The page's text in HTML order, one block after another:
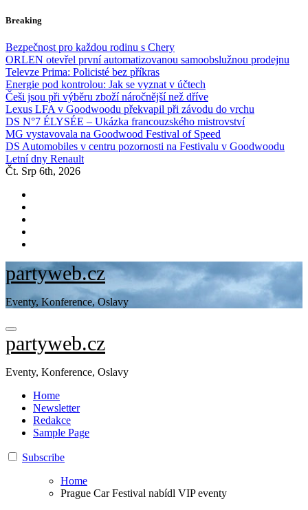
Skip
content
Breaking
Bezpečnost pro každou rodinu s Chery
ORLEN otevřel první automatizovanou samoobslužnou prodejnu
Televze Prima: Policisté bez příkras
Energie pod kontrolou: Jak se vyznat v účtech
Češi jsou při výběru zboží náročnější než dříve
Lexus LFA v Goodwoodu překvapil při závodu do vrchu
DS N°7 ÉLYSÉE – Ukázka francouzského mistrovství
MG vystavovala na Goodwood Festival of Speed
DS Automobiles v centru pozornosti na Festivalu v Goodwoodu
Letní dny Renault
Čt. Srp 6th, 2026
partyweb.cz
Eventy, Konference, Oslavy
partyweb.cz
Eventy, Konference, Oslavy
Home
Newsletter
Redakce
Sample Page
Subscribe
Home
Prague Car Festival nabídl VIP eventy